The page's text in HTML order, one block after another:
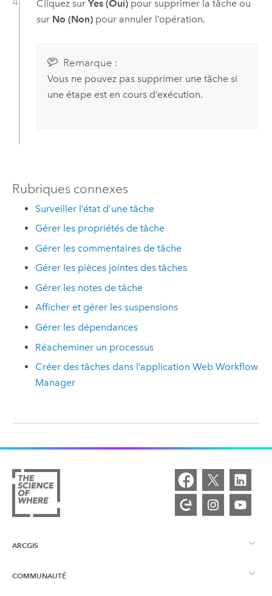
Cliquez sur Yes (Oui)pour supprimer la tâche ou
sur No (Non)pour annuler l’opération.
Remarque :
Vous ne pouvez pas supprimer une tâche si
une étape est en cours d’exécution.
Rubriques connexes
Surveiller l’état d’une tâche
Gérer les propriétés de tâche
Gérer les commentaires de tâche
Gérer les pièces jointes des tâches
Gérer les notes de tâche
Afficher et gérer les suspensions
Gérer les dépendances
Réacheminer un processus
Créer des tâches dans l’application Web Workflow
Manager
ARCGIS
Vue d’ensemble d’ArcGIS
COMMUNAUTÉ